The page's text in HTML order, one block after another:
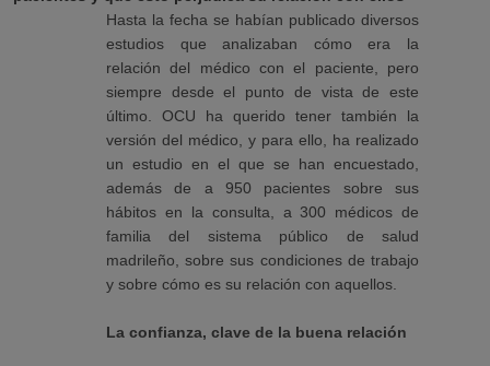
Hasta la fecha se habían publicado diversos
estudios que analizaban cómo era la
relación del médico con el paciente, pero
siempre desde el punto de vista de este
último. OCU ha querido tener también la
versión del médico, y para ello, ha realizado
un estudio en el que se han encuestado,
además de a 950 pacientes sobre sus
hábitos en la consulta, a 300 médicos de
familia del sistema público de salud
madrileño, sobre sus condiciones de trabajo
y sobre cómo es su relación con aquellos.
La confianza, clave de la buena relación